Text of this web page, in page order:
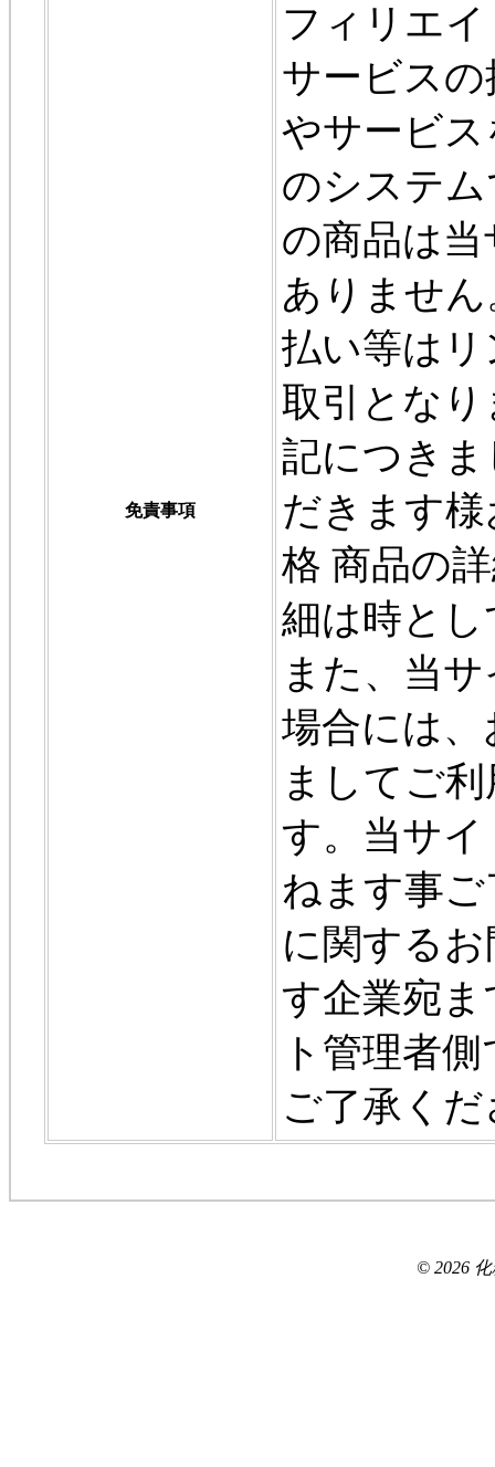
免責事項
フィリエ
サービス
やサービ
のシステ
の商品は
ありませ
払い等は
取引とな
記につき
だきます
格 商品の
細は時と
また、当
場合には
ましてご
す。当サ
ねます事
に関する
す企業宛
ト管理者
ご了承く
© 2026 化